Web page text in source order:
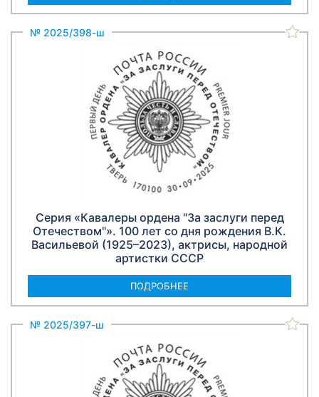
№ 2025/398-ш
Серия «Кавалеры ордена "За заслуги перед
Отечеством"». 100 лет со дня рождения В.К.
Васильевой (1925–2023), актрисы, народной
артистки СССР
ПОДРОБНЕЕ
№ 2025/397-ш